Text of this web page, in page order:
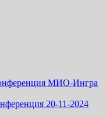
МИО-Ингра
20-11-2024